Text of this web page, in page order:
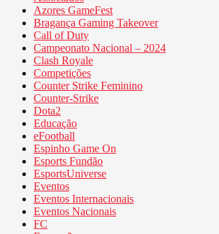
Azores GameFest
Bragança Gaming Takeover
Call of Duty
Campeonato Nacional – 2024
Clash Royale
Competições
Counter Strike Feminino
Counter-Strike
Dota2
Educação
eFootball
Espinho Game On
Esports Fundão
EsportsUniverse
Eventos
Eventos Internacionais
Eventos Nacionais
FC